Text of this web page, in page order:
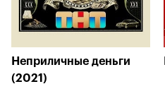
Неприличные деньги
(2021)